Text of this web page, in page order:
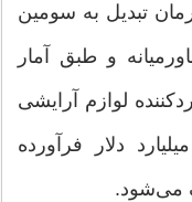
تبدیل به سومین
و طبق آمار
لوازم آرایشی
دلار فرآورده
می‌شود.